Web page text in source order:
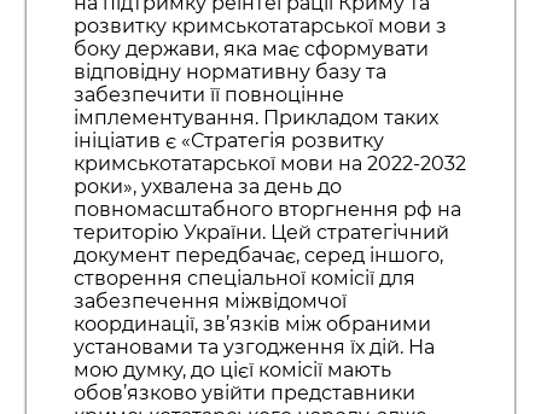
розвитку кримськотатарської мови з
боку держави, яка має сформувати
відповідну нормативну базу та
забезпечити її повноцінне
імплементування. Прикладом таких
ініціатив є «Стратегія розвитку
кримськотатарської мови на 2022-2032
роки», ухвалена за день до
повномасштабного вторгнення рф на
територію України. Цей стратегічний
документ передбачає, серед іншого,
створення спеціальної комісії для
забезпечення міжвідомчої
координації, зв’язків між обраними
установами та узгодження їх дій. На
мою думку, до цієї комісії мають
обов’язково увійти представники